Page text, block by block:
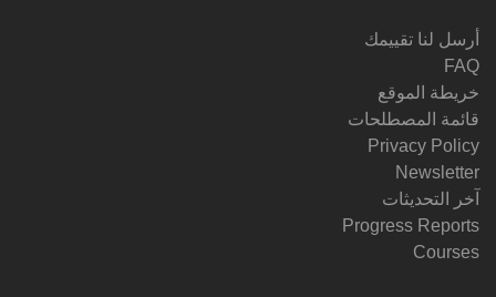
أرسل لنا تقييمك
FAQ
خريطة الموقع
قائمة المصطلحات
Privacy Policy
Newsletter
آخر التحديثات
Progress Reports
Courses